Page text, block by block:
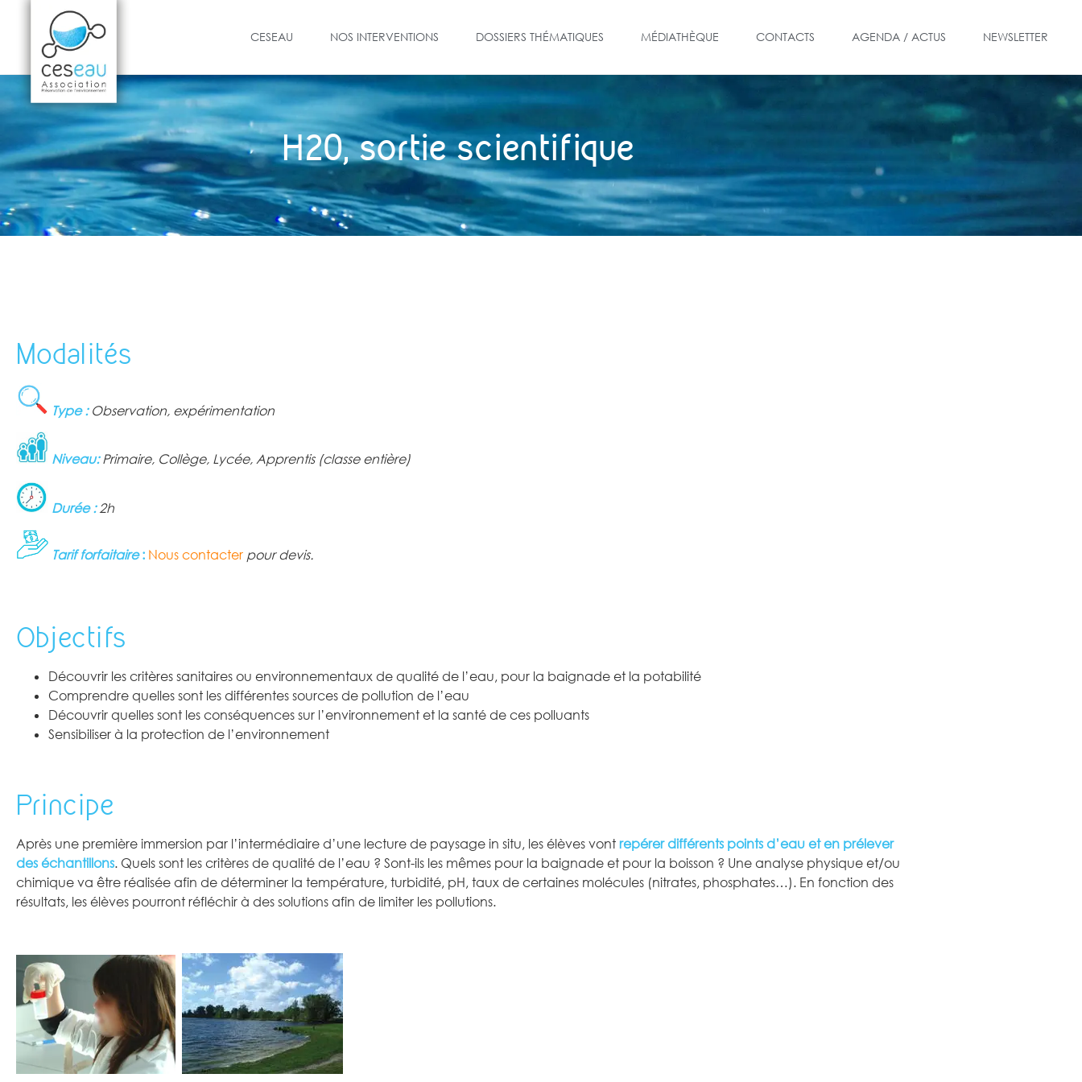
CESEAU NOS INTERVENTIONS DOSSIERS THÉMATIQUES MÉDIATHÈQUE CONTACTS AGENDA / ACTUS NEWSLETTER
H20, sortie scientifique
Modalités
Type :Observation, expérimentation
Niveau:Primaire, Collège, Lycée, Apprentis (classe entière)
Durée :2h
Tarif forfaitaire: Nous contacter pour devis.
Objectifs
Découvrir les critères sanitaires ou environnementaux de qualité de l’eau, pour la baignade et la potabilité
Comprendre quelles sont les différentes sources de pollution de l’eau
Découvrir quelles sont les conséquences sur l’environnement et la santé de ces polluants
Sensibiliser à la protection de l’environnement
Principe
Après une première immersion par l’intermédiaire d’une lecture de paysage in situ, les élèves vont repérer différents points d’eau et en prélever
des échantillons. Quels sont les critères de qualité de l’eau ? Sont-ils les mêmes pour la baignade et pour la boisson ? Une analyse physique et/ou
chimique va être réalisée afin de déterminer la température, turbidité, pH, taux de certaines molécules (nitrates, phosphates…). En fonction des
résultats, les élèves pourront réfléchir à des solutions afin de limiter les pollutions.